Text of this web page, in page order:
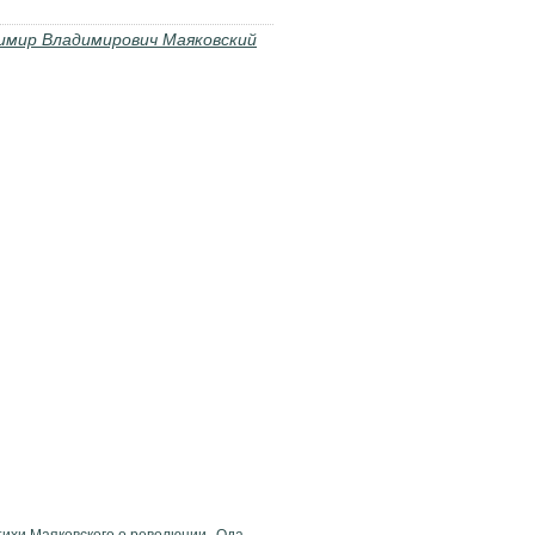
Владимирович Маяковский